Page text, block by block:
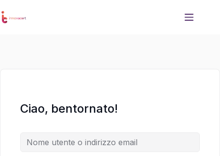
al
al
Ciao, bentornato!